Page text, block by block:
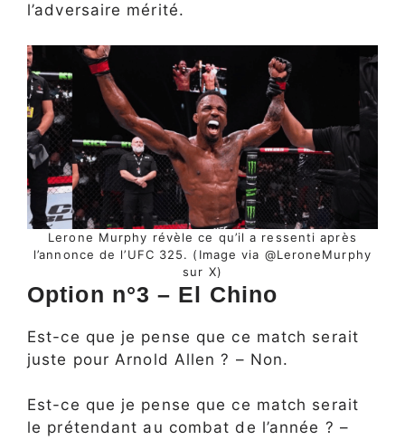
l’adversaire mérité.
Lerone Murphy révèle ce qu’il a ressenti après
l’annonce de l’UFC 325. (Image via @LeroneMurphy
sur X)
Option n°3 – El Chino
Est-ce que je pense que ce match serait
juste pour Arnold Allen ? – Non.
Est-ce que je pense que ce match serait
le prétendant au combat de l’année ? –